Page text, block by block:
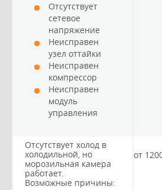
Отсутствует
сетевое
напряжение
Неисправен
узел оттайки
Неисправен
компрессор
Неисправен
модуль
управления
Отсутствует холод в
холодильной, но
морозильная камера
работает.
Возможные причины:
от